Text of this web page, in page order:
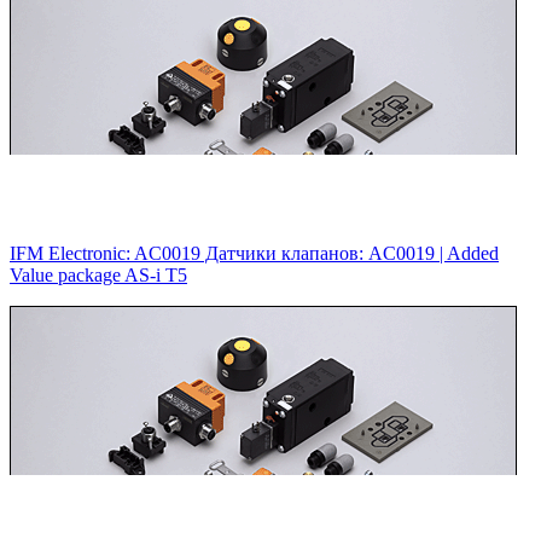
IFM Electronic: AC0019 Датчики клапанов: AC0019 |‌ Added
Value package AS-i T5